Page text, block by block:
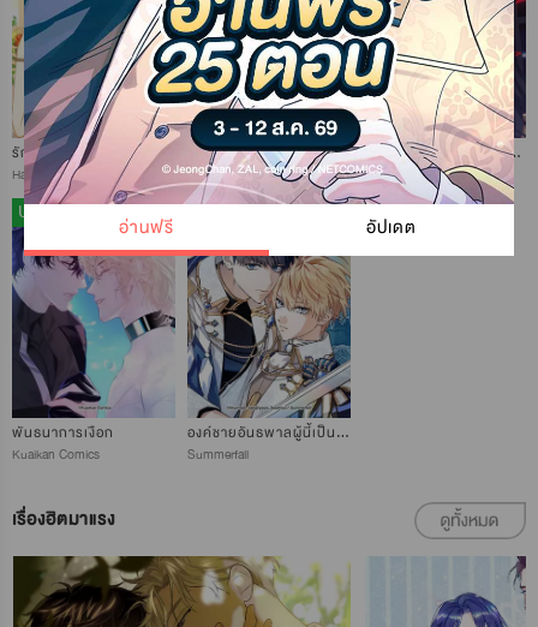
อ่านฟรี อัปเดต
รักนี้ชัดเจนพอไหม?
Haksan
ราชินีเหมันต์
Creative Horizon
คืนต้องมนตร์ กับปิศาจเจ้าเสน่ห์
Kuaikan Comics
UP
พันธนาการเงือก
Kuaikan Comics
UP
องค์ชายอันธพาลผู้นี้เป็นโอเมก้า
Summerfall
เรื่องฮิตมาแรง